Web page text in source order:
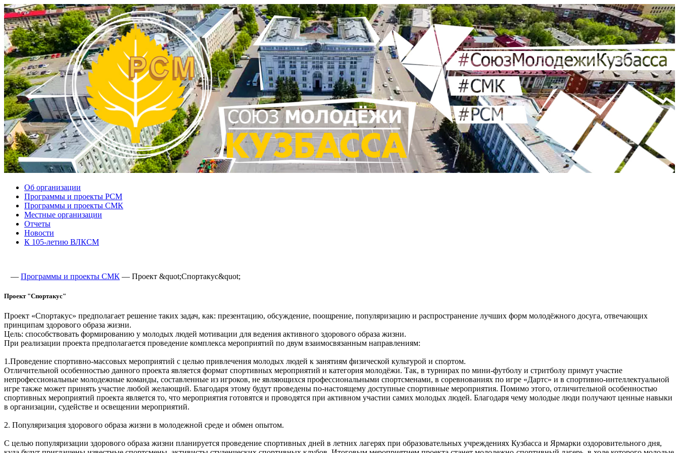
Об организации
Программы и проекты РСМ
Программы и проекты СМК
Местные организации
Отчеты
Новости
К 105-летию ВЛКСМ
— Программы и проекты СМК — Проект &quot;Спортакус&quot;
Проект "Спортакус"
Проект «Спортакус» предполагает решение таких задач, как: презентацию, обсуждение, поощрение, популяризацию и распространение лучших форм молодёжного досуга, отвечающих
принципам здорового образа жизни.
Цель: способствовать формированию у молодых людей мотивации для ведения активного здорового образа жизни.
При реализации проекта предполагается проведение комплекса мероприятий по двум взаимосвязанным направлениям:
1.Проведение спортивно-массовых мероприятий с целью привлечения молодых людей к занятиям физической культурой и спортом.
Отличительной особенностью данного проекта является формат спортивных мероприятий и категория молодёжи. Так, в турнирах по мини-футболу и стритболу примут участие
непрофессиональные молодежные команды, составленные из игроков, не являющихся профессиональными спортсменами, в соревнованиях по игре «Дартс» и в спортивно-интеллектуальной
игре также может принять участие любой желающий. Благодаря этому будут проведены по-настоящему доступные спортивные мероприятия. Помимо этого, отличительной особенностью
спортивных мероприятий проекта является то, что мероприятия готовятся и проводятся при активном участии самих молодых людей. Благодаря чему молодые люди получают ценные навыки
в организации, судействе и освещении мероприятий.
2. Популяризация здорового образа жизни в молодежной среде и обмен опытом.
С целью популяризации здорового образа жизни планируется проведение спортивных дней в летних лагерях при образовательных учреждениях Кузбасса и Ярмарки оздоровительного дня,